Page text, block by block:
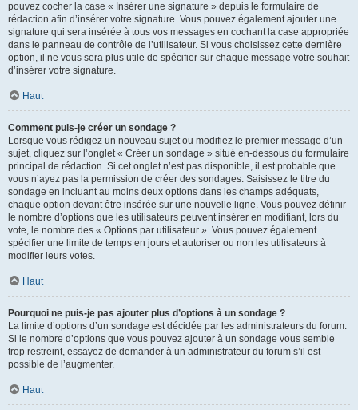
pouvez cocher la case « Insérer une signature » depuis le formulaire de
rédaction afin d’insérer votre signature. Vous pouvez également ajouter une
signature qui sera insérée à tous vos messages en cochant la case appropriée
dans le panneau de contrôle de l’utilisateur. Si vous choisissez cette dernière
option, il ne vous sera plus utile de spécifier sur chaque message votre souhait
d’insérer votre signature.
Haut
Comment puis-je créer un sondage ?
Lorsque vous rédigez un nouveau sujet ou modifiez le premier message d’un
sujet, cliquez sur l’onglet « Créer un sondage » situé en-dessous du formulaire
principal de rédaction. Si cet onglet n’est pas disponible, il est probable que
vous n’ayez pas la permission de créer des sondages. Saisissez le titre du
sondage en incluant au moins deux options dans les champs adéquats,
chaque option devant être insérée sur une nouvelle ligne. Vous pouvez définir
le nombre d’options que les utilisateurs peuvent insérer en modifiant, lors du
vote, le nombre des « Options par utilisateur ». Vous pouvez également
spécifier une limite de temps en jours et autoriser ou non les utilisateurs à
modifier leurs votes.
Haut
Pourquoi ne puis-je pas ajouter plus d’options à un sondage ?
La limite d’options d’un sondage est décidée par les administrateurs du forum.
Si le nombre d’options que vous pouvez ajouter à un sondage vous semble
trop restreint, essayez de demander à un administrateur du forum s’il est
possible de l’augmenter.
Haut